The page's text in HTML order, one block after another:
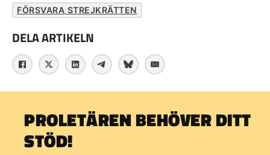
FÖRSVARA STREJKRÄTTEN
DELA ARTIKELN
PROLETÄREN BEHÖVER DITT
STÖD!